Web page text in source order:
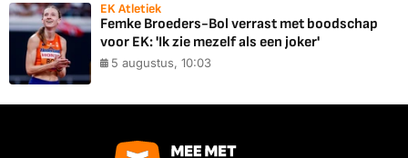
EK Atletiek
Femke Broeders-Bol verrast met boodschap
voor EK: 'Ik zie mezelf als een joker'
5 augustus, 10:03